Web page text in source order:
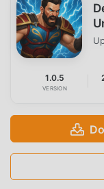
1.0.5
VERSION